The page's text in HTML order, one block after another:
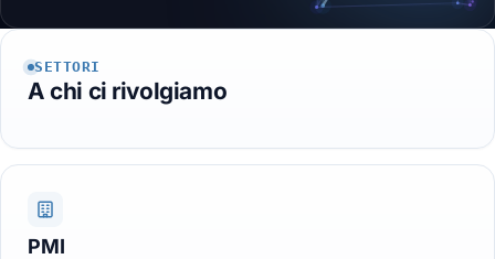
SETTORI
A chi ci rivolgiamo
PMI